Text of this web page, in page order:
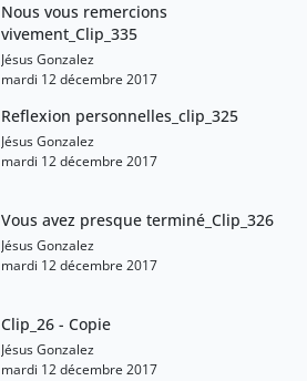
Nous vous remercions
vivement_Clip_335
Jésus Gonzalez
mardi 12 décembre 2017
Reflexion personnelles_clip_325
Jésus Gonzalez
mardi 12 décembre 2017
Vous avez presque terminé_Clip_326
Jésus Gonzalez
mardi 12 décembre 2017
Clip_26 - Copie
Jésus Gonzalez
mardi 12 décembre 2017